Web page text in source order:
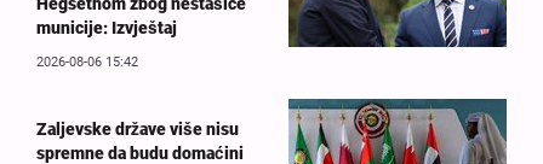
municije: Izvještaj
2026-08-06 15:42
Zaljevske države više nisu
spremne da budu domaćini